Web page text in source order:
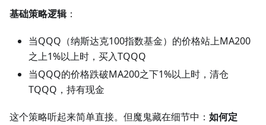
基础策略逻辑：
当QQQ（纳斯达克100指数基金）的价格站上MA200
之上1%以上时，买入TQQQ
当QQQ的价格跌破MA200之下1%以上时，清仓
TQQQ，持有现金
这个策略听起来简单直接。但魔鬼藏在细节中： 如何定